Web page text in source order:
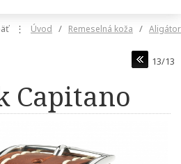
⋮ Úvod / Remeselná koža / Aligátor
13/13
Capitano